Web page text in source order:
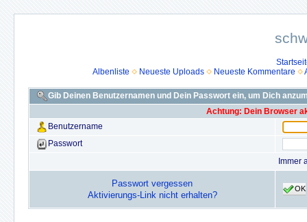
Albenliste
Neueste Uploads Neueste Kommentare
Gib Deinen Benutzernamen und Dein Passwort ein, um Dich
Achtung: Dein Browser
Benutzername
Passwort
Immer
Passwort vergessen
Aktivierungs-Link nicht erhalten?
OK